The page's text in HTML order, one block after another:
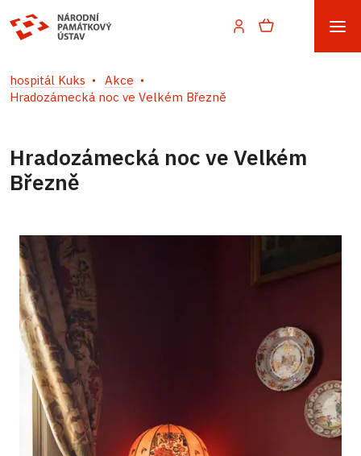
hospitál Kuks
Akce
Hradozámecká noc ve Velkém Březně
Hradozámecká noc ve Velkém
Březně